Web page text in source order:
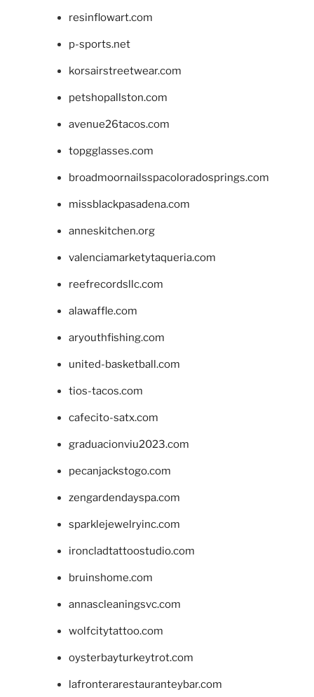
resinflowart.com
p-sports.net
korsairstreetwear.com
petshopallston.com
avenue26tacos.com
topgglasses.com
broadmoornailsspacoloradosprings.com
missblackpasadena.com
anneskitchen.org
valenciamarketytaqueria.com
reefrecordsllc.com
alawaffle.com
aryouthfishing.com
united-basketball.com
tios-tacos.com
cafecito-satx.com
graduacionviu2023.com
pecanjackstogo.com
zengardendayspa.com
sparklejewelryinc.com
ironcladtattoostudio.com
bruinshome.com
annascleaningsvc.com
wolfcitytattoo.com
oysterbayturkeytrot.com
lafronterarestauranteybar.com